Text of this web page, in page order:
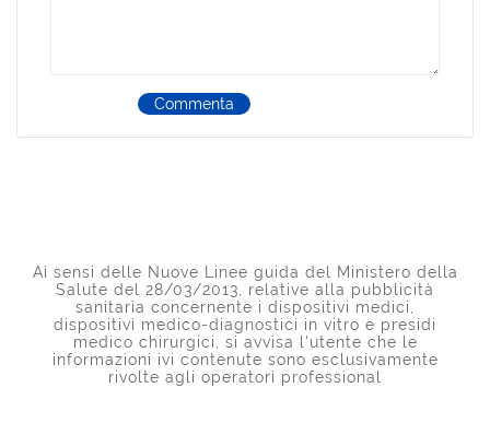
Commenta
Ai sensi delle Nuove Linee guida del Ministero della
Salute del 28/03/2013, relative alla pubblicità
sanitaria concernente i dispositivi medici,
dispositivi medico-diagnostici in vitro e presidi
medico chirurgici, si avvisa l'utente che le
informazioni ivi contenute sono esclusivamente
rivolte agli operatori professional